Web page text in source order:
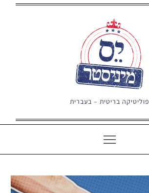
פוליטיקה בריטית – בעברית